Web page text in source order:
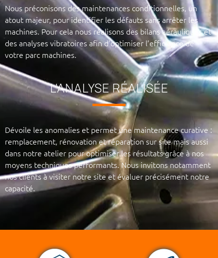
Nous préconisons des maintenances conditionnelles, un
atout majeur, pour identifier les défauts sans arrêter les
machines. Pour cela nous réalisons des bilans aérauliques et
des analyses vibratoires afin d’optimiser l’efficience de
votre parc machines.
L'ANALYSE RÉALISÉE
Dévoile les anomalies et permet une maintenance curative :
remplacement, rénovation et réparation sur site mais aussi
dans notre atelier pour optimiser les résultats grâce à nos
moyens techniques performants. Nous invitons notamment
nos clients à visiter notre site et évaluer précisément notre
capacité.